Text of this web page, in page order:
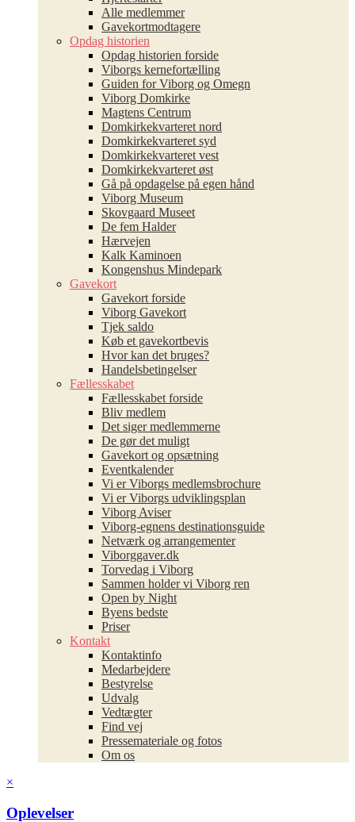
Alle medlemmer
Gavekortmodtagere
Opdag historien
Opdag historien forside
Viborgs kernefortælling
Guiden for Viborg og Omegn
Viborg Domkirke
Magtens Centrum
Domkirkekvarteret nord
Domkirkekvarteret syd
Domkirkekvarteret vest
Domkirkekvarteret øst
Gå på opdagelse på egen hånd
Viborg Museum
Skovgaard Museet
De fem Halder
Hærvejen
Kalk Kaminoen
Kongenshus Mindepark
Gavekort
Gavekort forside
Viborg Gavekort
Tjek saldo
Køb et gavekortbevis
Hvor kan det bruges?
Handelsbetingelser
Fællesskabet
Fællesskabet forside
Bliv medlem
Det siger medlemmerne
De gør det muligt
Gavekort og opsætning
Eventkalender
Vi er Viborgs medlemsbrochure
Vi er Viborgs udviklingsplan
Viborg Aviser
Viborg-egnens destinationsguide
Netværk og arrangementer
Viborggaver.dk
Torvedag i Viborg
Sammen holder vi Viborg ren
Open by Night
Byens bedste
Priser
Kontakt
Kontaktinfo
Medarbejdere
Bestyrelse
Udvalg
Vedtægter
Find vej
Pressemateriale og fotos
Om os
×
Oplevelser